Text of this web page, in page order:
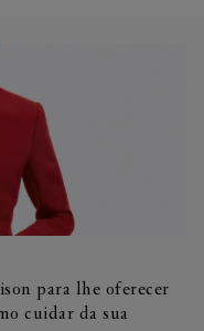
para lhe oferecer
cuidar da sua